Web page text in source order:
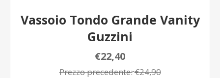
Vassoio Tondo Grande Vanity
Guzzini
€22,40
Prezzo precedente:€24,90